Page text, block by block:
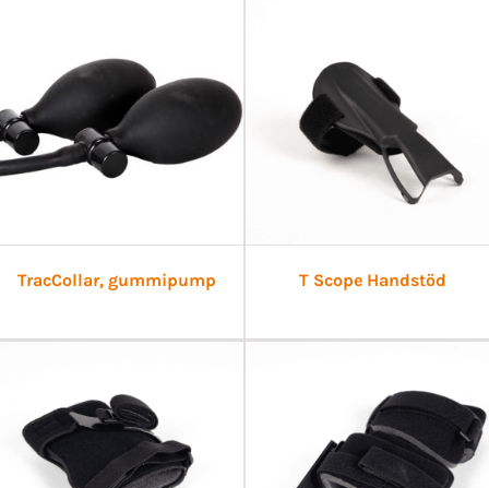
TracCollar, gummipump T Scope Handstöd